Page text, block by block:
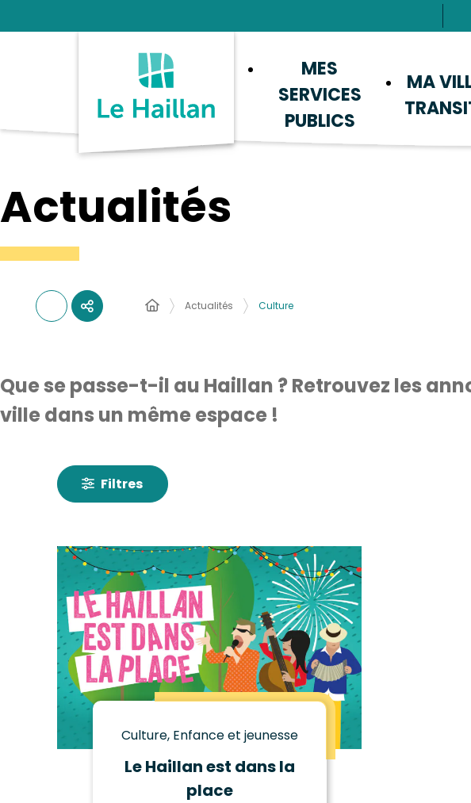
MES
SERVICES
PUBLICS
MA
Actualités
Actualités Culture
Que se passe-t-il au Haillan ? Retrouvez les
ville dans un même espace !
Filtres
Culture, Enfance et jeunesse
Le Haillan est dans la
place